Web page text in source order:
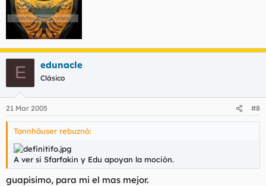
E edunacle
Clásico
21 Mar 2005 #8
Tannhäuser rebuznó:
A ver si Sfarfakin y Edu apoyan la moción.
guapisimo, para mi el mas mejor.